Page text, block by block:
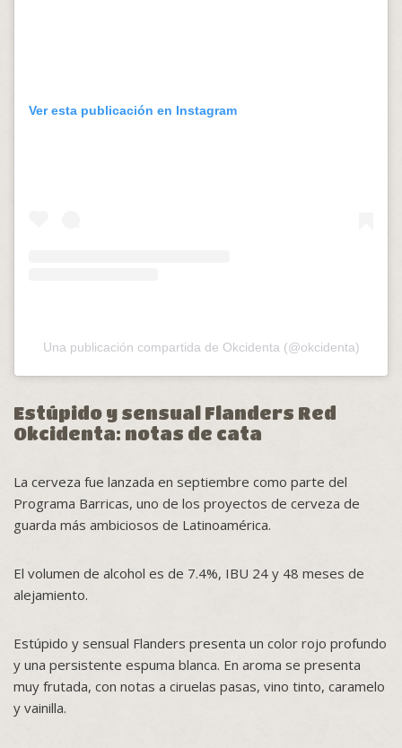
Ver esta publicación en Instagram
Una publicación compartida de Okcidenta (@okcidenta)
Estúpido y sensual Flanders Red
Okcidenta: notas de cata
La cerveza fue lanzada en septiembre como parte del
Programa Barricas, uno de los proyectos de cerveza de
guarda más ambiciosos de Latinoamérica.
El volumen de alcohol es de 7.4%, IBU 24 y 48 meses de
alejamiento.
Estúpido y sensual Flanders presenta un color rojo profundo
y una persistente espuma blanca. En aroma se presenta
muy frutada, con notas a ciruelas pasas, vino tinto, caramelo
y vainilla.